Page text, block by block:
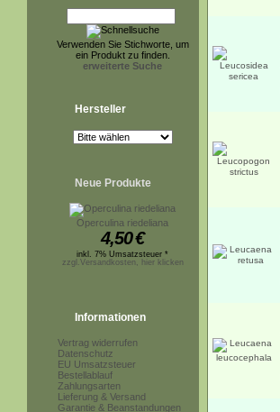
Verwenden Sie Stichworte, um
ein Produkt zu finden.
erweiterte Suche
Hersteller
Neue Produkte
Operculina riedeliana
4,50€
inkl. 7% Umsatzsteuer *
zzgl.Versandkosten, hier klicken
Informationen
Vertrag widerrufen
Datenschutz
EU Umsatzsteuer
Bestellablauf
Zahlungsarten
Lieferung & Versand
Garantie & Beanstandungen